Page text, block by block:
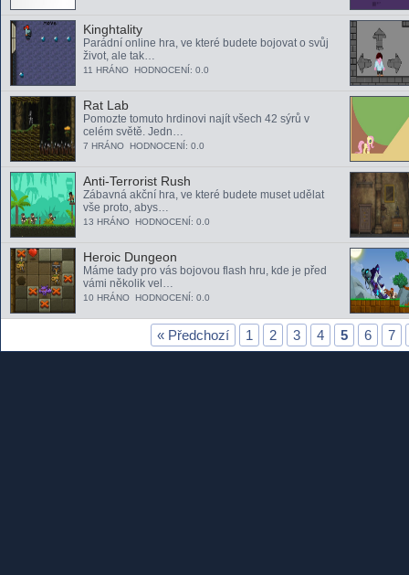
Kinghtality
Parádní online hra, ve které budete bojovat o svůj
život, ale tak…
11 HRÁNO HODNOCENÍ: 0.0
Rat Lab
Pomozte tomuto hrdinovi najít všech 42 sýrů v
celém světě. Jedn…
7 HRÁNO HODNOCENÍ: 0.0
Anti-Terrorist Rush
Zábavná akční hra, ve které budete muset udělat
vše proto, abys…
13 HRÁNO HODNOCENÍ: 0.0
Heroic Dungeon
Máme tady pro vás bojovou flash hru, kde je před
vámi několik vel…
10 HRÁNO HODNOCENÍ: 0.0
« Předchozí 1 2 3 4 5 6 7